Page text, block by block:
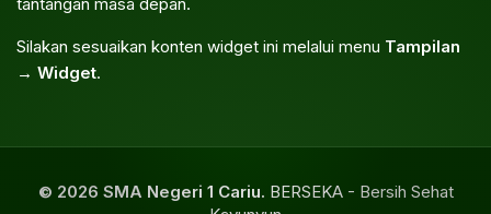
Silakan sesuaikan konten widget ini melalui menu Tampilan
→ Widget.
© 2026 SMA Negeri 1 Cariu. BERSEKA - Bersih Sehat